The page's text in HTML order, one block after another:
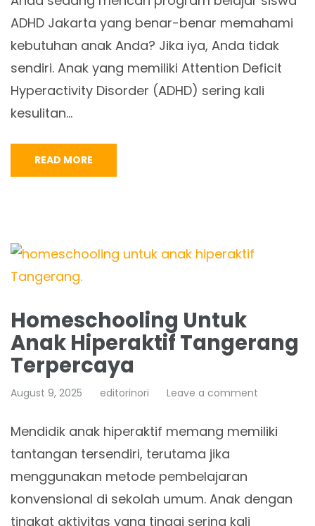
ADHD Jakarta yang benar-benar memahami
kebutuhan anak Anda? Jika iya, Anda tidak
sendiri. Anak yang memiliki Attention Deficit
Hyperactivity Disorder (ADHD) sering kali
kesulitan…
READ MORE
Homeschooling Untuk
Anak Hiperaktif Tangerang
Terpercaya
August 9, 2025 editorinori Leave a comment
Mendidik anak hiperaktif memang memiliki
tantangan tersendiri, terutama jika
menggunakan metode pembelajaran
konvensional di sekolah umum. Anak dengan
tingkat aktivitas yang tinggi sering kali